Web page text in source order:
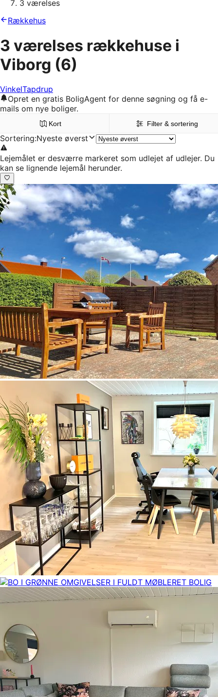
3 værelses
Rækkehus
3 værelses rækkehuse i
Viborg (6)
VinkelTapdrup
Opret en gratis BoligAgent for denne søgning og få e-
mails om nye boliger.
Kort Filter & sortering
Sortering:Nyeste øverst
Lejemålet er desværre markeret som udlejet af udlejer. Du
kan se lignende lejemål herunder.